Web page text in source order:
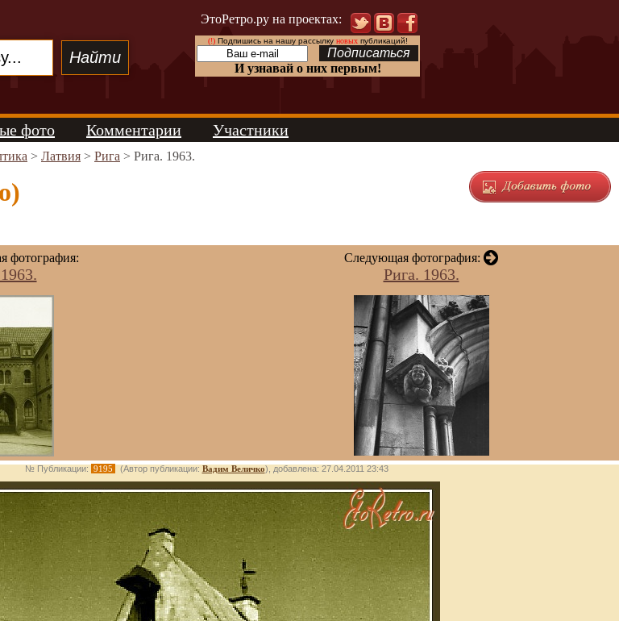
ЭтоРетро.ру на проектах:
(!)Подпишись на нашу рассылку новыхпубликаций!
И узнавай о них первым!
фото Комментарии Участники
> Латвия > Рига > Рига. 1963.
фотография: Следующая фотография:
Рига. 1963.
№ Публикации: 9195 (Автор публикации: Вадим Величко), добавлена: 27.04.2011 23:43